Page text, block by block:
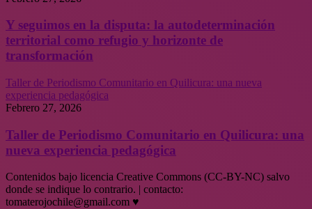
Y seguimos en la disputa: la autodeterminación
territorial como refugio y horizonte de
transformación
Taller de Periodismo Comunitario en Quilicura: una nueva
experiencia pedagógica
Febrero 27, 2026
Taller de Periodismo Comunitario en Quilicura: una
nueva experiencia pedagógica
Contenidos bajo licencia Creative Commons (CC-BY-NC) salvo
donde se indique lo contrario. | contacto:
tomaterojochile@gmail.com ♥